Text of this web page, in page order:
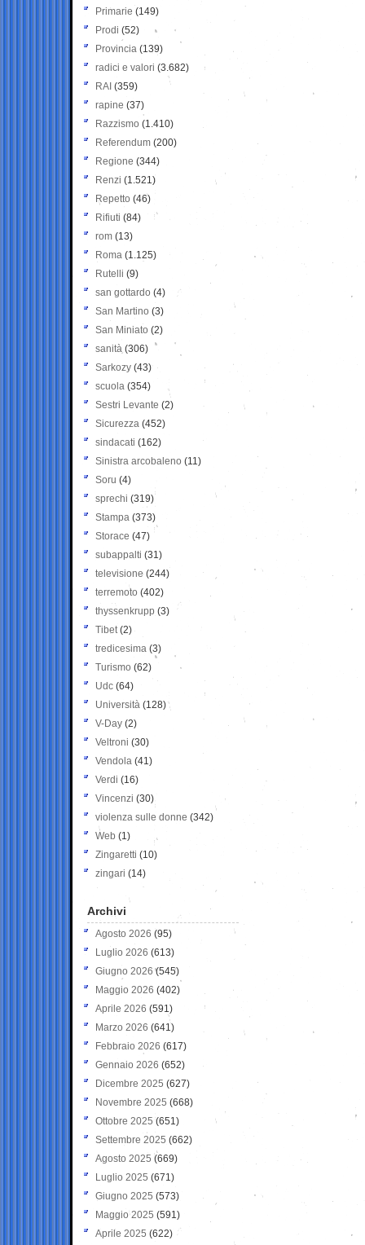
Primarie (149)
Prodi (52)
Provincia (139)
radici e valori (3.682)
RAI (359)
rapine (37)
Razzismo (1.410)
Referendum (200)
Regione (344)
Renzi (1.521)
Repetto (46)
Rifiuti (84)
rom (13)
Roma (1.125)
Rutelli (9)
san gottardo (4)
San Martino (3)
San Miniato (2)
sanità (306)
Sarkozy (43)
scuola (354)
Sestri Levante (2)
Sicurezza (452)
sindacati (162)
Sinistra arcobaleno (11)
Soru (4)
sprechi (319)
Stampa (373)
Storace (47)
subappalti (31)
televisione(244)
terremoto (402)
thyssenkrupp (3)
Tibet(2)
tredicesima (3)
Turismo (62)
Udc (64)
Università (128)
V-Day (2)
Veltroni (30)
Vendola (41)
Verdi (16)
Vincenzi (30)
violenza sulle donne (342)
Web (1)
Zingaretti (10)
zingari (14)
Archivi
Agosto 2026 (95)
Luglio 2026 (613)
Giugno 2026 (545)
Maggio 2026 (402)
Aprile 2026 (591)
Marzo 2026 (641)
Febbraio 2026 (617)
Gennaio 2026 (652)
Dicembre 2025 (627)
Novembre 2025 (668)
Ottobre 2025 (651)
Settembre 2025 (662)
Agosto 2025 (669)
Luglio 2025 (671)
Giugno 2025 (573)
Maggio 2025 (591)
Aprile 2025 (622)